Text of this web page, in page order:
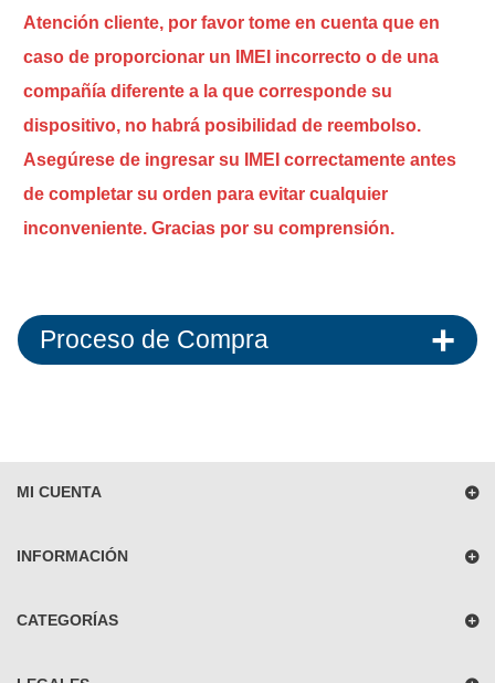
Atención cliente, por favor tome en cuenta que en
caso de proporcionar un IMEI incorrecto o de una
compañía diferente a la que corresponde su
dispositivo, no habrá posibilidad de reembolso.
Asegúrese de ingresar su IMEI correctamente antes
de completar su orden para evitar cualquier
inconveniente. Gracias por su comprensión.
Proceso de Compra
MI CUENTA
INFORMACIÓN
CATEGORÍAS